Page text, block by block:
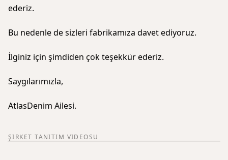
ederiz.
Bu nedenle de sizleri fabrikamıza davet ediyoruz.
İlginiz için şimdiden çok teşekkür ederiz.
Saygılarımızla,
AtlasDenim Ailesi.
ŞIRKET TANITIM VIDEOSU